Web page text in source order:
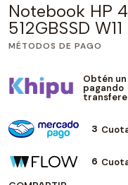
Notebook HP
512GBSSD
MÉTODOS DE PAGO
Obtén
pagando
3
6